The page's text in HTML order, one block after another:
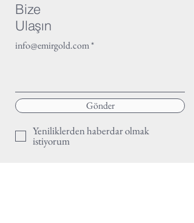
Bize
Ulaşın
info@emirgold.com
Gönder
Yeniliklerden haberdar olmak
istiyorum